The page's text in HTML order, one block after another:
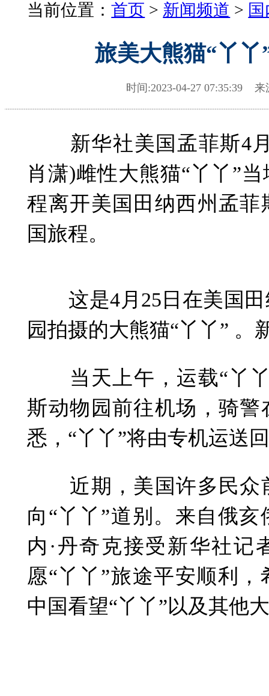
当前位置：首页 > 新闻频道 >
旅美大熊猫“丫丫
时间:2023-04-27 07:35:39 来
新华社美国孟菲斯4月
肖潇)雌性大熊猫“丫丫”
程离开美国田纳西州孟菲
国旅程。
这是4月25日在美国田
园拍摄的大熊猫“丫丫” 。
当天上午，运载“丫丫
斯动物园前往机场，骑警
悉，“丫丫”将由专机运送
近期，美国许多民众
向“丫丫”道别。来自俄
内·丹奇克接受新华社记
愿“丫丫”旅途平安顺利
中国看望“丫丫”以及其他